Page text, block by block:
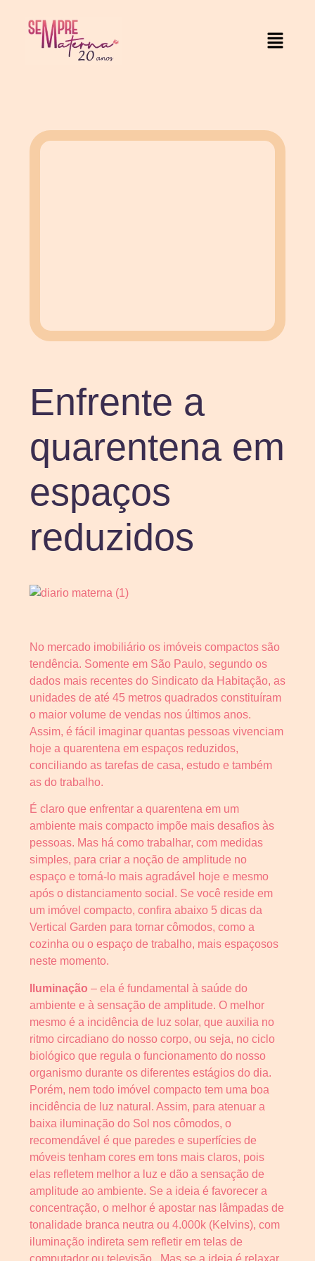
Enfrente a
quarentena em
espaços
reduzidos
No mercado imobiliário os imóveis compactos são
tendência. Somente em São Paulo, segundo os
dados mais recentes do Sindicato da Habitação, as
unidades de até 45 metros quadrados constituíram
o maior volume de vendas nos últimos anos.
Assim, é fácil imaginar quantas pessoas vivenciam
hoje a quarentena em espaços reduzidos,
conciliando as tarefas de casa, estudo e também
as do trabalho.
É claro que enfrentar a quarentena em um
ambiente mais compacto impõe mais desafios às
pessoas. Mas há como trabalhar, com medidas
simples, para criar a noção de amplitude no
espaço e torná-lo mais agradável hoje e mesmo
após o distanciamento social. Se você reside em
um imóvel compacto, confira abaixo 5 dicas da
Vertical Garden para tornar cômodos, como a
cozinha ou o espaço de trabalho, mais espaçosos
neste momento.
Iluminação – ela é fundamental à saúde do
ambiente e à sensação de amplitude. O melhor
mesmo é a incidência de luz solar, que auxilia no
ritmo circadiano do nosso corpo, ou seja, no ciclo
biológico que regula o funcionamento do nosso
organismo durante os diferentes estágios do dia.
Porém, nem todo imóvel compacto tem uma boa
incidência de luz natural. Assim, para atenuar a
baixa iluminação do Sol nos cômodos, o
recomendável é que paredes e superfícies de
móveis tenham cores em tons mais claros, pois
elas refletem melhor a luz e dão a sensação de
amplitude ao ambiente. Se a ideia é favorecer a
concentração, o melhor é apostar nas lâmpadas de
tonalidade branca neutra ou 4.000k (Kelvins), com
iluminação indireta sem refletir em telas de
computador ou televisão. Mas se a ideia é relaxar,